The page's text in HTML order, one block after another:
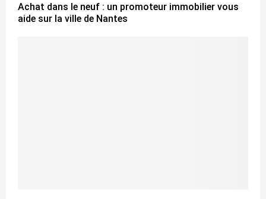
Achat dans le neuf : un promoteur immobilier vous
aide sur la ville de Nantes